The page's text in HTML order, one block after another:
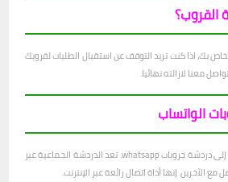
القروب؟
بك، اذا كنت تريد التوقف عن استقبال الطلبات لقروبك
معنا لازالته نهائيا.
الواتساب
هذا المستند عبارة عن مقدمة إلى دردشة جروبات whatsapp. تعد الدردشة الجماعية عبر